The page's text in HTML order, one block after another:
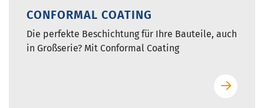
CONFORMAL COATING
Die perfekte Beschichtung für Ihre Bauteile, auch
in Großserie? Mit Conformal Coating